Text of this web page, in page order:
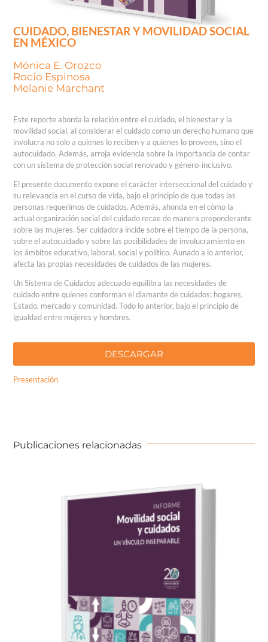
CUIDADO, BIENESTAR Y MOVILIDAD SOCIAL
EN MÉXICO
Mónica E. Orozco
Rocío Espinosa
Melanie Marchant
Este reporte aborda la relación entre el cuidado, el bienestar y la
movilidad social, al considerar el cuidado como un derecho humano que
involucra no solo a quienes lo reciben y a quienes lo proveen, sino el
autocuidado. Además, arroja evidencia sobre la importancia de contar
con un sistema de protección social renovado y género-inclusivo.
El presente documento expone el carácter interseccional del cuidado y
su relevancia en el curso de vida, bajo el principio de que todas las
personas requerimos de cuidados. Además, ahonda en el cómo la
actual organización social del cuidado recae de manera preponderante
sobre las mujeres. Ser cuidadora incide sobre el tiempo de la persona,
sobre el autocuidado y sobre las posibilidades de involucramiento en
los ámbitos educativo, laboral, social y político. Aunado a lo anterior,
afecta las propias necesidades de cuidados de las mujeres.
Un Sistema de Cuidados adecuado equilibra las necesidades de
cuidado entre quienes conforman el diamante de cuidados: hogares,
Estado, mercado y comunidad. Todo lo anterior, bajo el principio de
igualdad entre mujeres y hombres.
DESCARGAR
Presentación
Publicaciones relacionadas